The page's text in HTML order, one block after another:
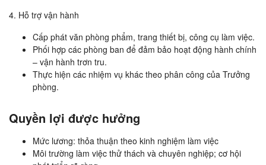
4. Hỗ trợ vận hành
Cấp phát văn phòng phẩm, trang thiết bị, công cụ làm việc.
Phối hợp các phòng ban để đảm bảo hoạt động hành chính
– vận hành trơn tru.
Thực hiện các nhiệm vụ khác theo phân công của Trưởng
phòng.
Quyền lợi được hưởng
Mức lương: thỏa thuận theo kinh nghiệm làm việc
Môi trường làm việc thử thách và chuyên nghiệp; cơ hội